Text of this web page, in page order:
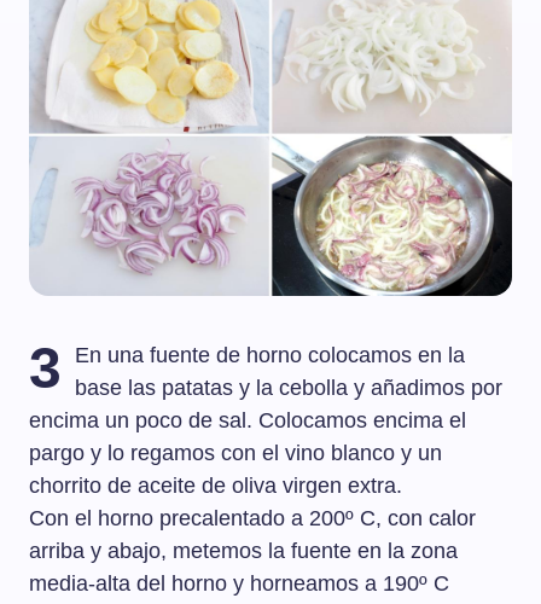
3
En una fuente de horno colocamos en la
base las patatas y la cebolla y añadimos por
encima un poco de sal. Colocamos encima el
pargo y lo regamos con el vino blanco y un
chorrito de aceite de oliva virgen extra.
Con el horno precalentado a 200º C, con calor
arriba y abajo, metemos la fuente en la zona
media-alta del horno y horneamos a 190º C